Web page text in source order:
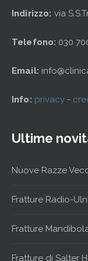
Indirizzo: via
Telefono: 030
Email:
Info: privacy -
Ultime
Nuove Razze
Fratture Radio-
Fratture
Fratture di Salter